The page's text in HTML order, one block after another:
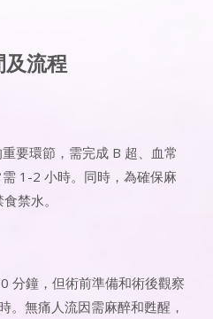
及流程​
要環節，需完成 B 超、血常
1-2 小時。同時，為確保麻
禁水。​
分鐘，但術前準備和術後觀察
。無痛人流因需麻醉和甦醒，